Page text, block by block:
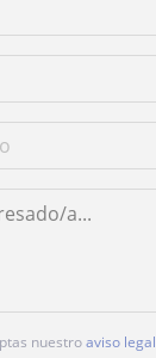
nuestroaviso legal